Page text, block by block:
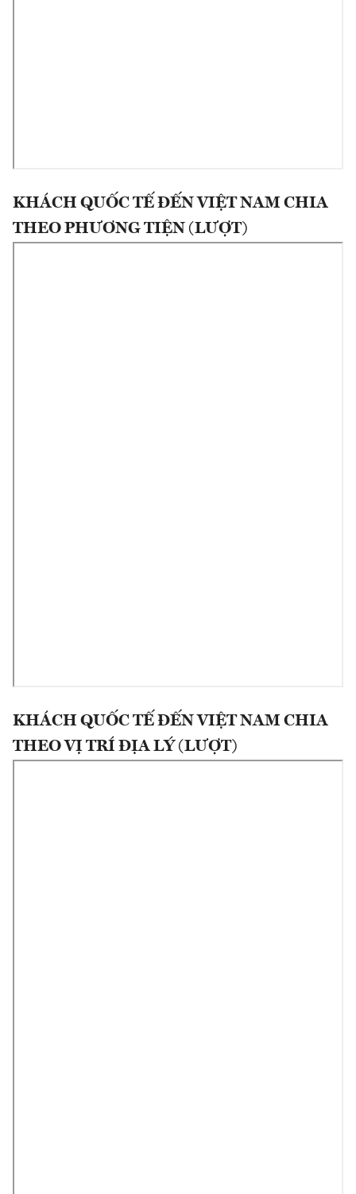
KHÁCH QUỐC TẾ ĐẾN VIỆT NAM CHIA
THEO PHƯƠNG TIỆN (LƯỢT)
KHÁCH QUỐC TẾ ĐẾN VIỆT NAM CHIA
THEO VỊ TRÍ ĐỊA LÝ (LƯỢT)